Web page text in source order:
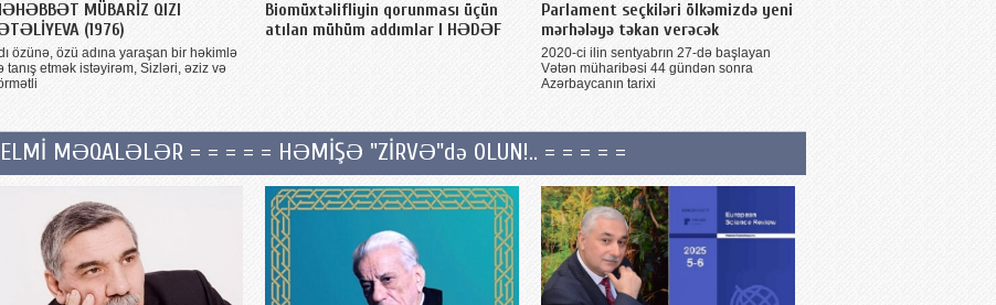
MÜBARİZ QIZI
(1976)
özünə, özü adına yaraşan bir həkimlə
tanış etmək istəyirəm, Sizləri, əziz və
Biomüxtəlifliyin qorunması üçün
atılan mühüm addımlar I HƏDƏF
Parlament seçkiləri ölkəmizdə yeni
mərhələyə təkan verəcək
2020-ci ilin sentyabrın 27-də başlayan
Vətən müharibəsi 44 gündən sonra
Azərbaycanın tarixi
MƏQALƏLƏR = = = = = HƏMİŞƏ "ZİRVƏ"də OLUN!.. = = = = =